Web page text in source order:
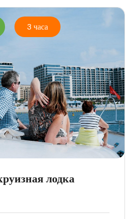
3 часа
лодка